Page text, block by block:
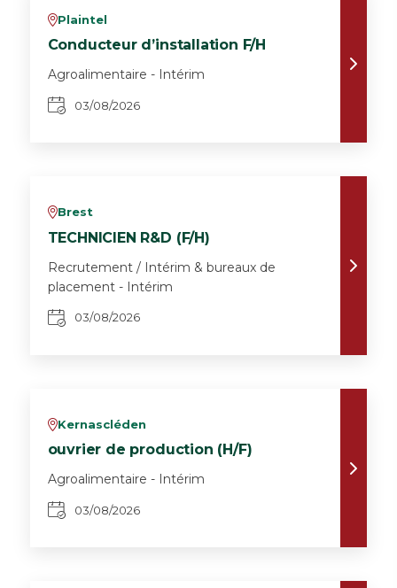
vPlaintel
Conducteur d’installation F/H
Agroalimentaire - Intérim
03/08/2026
vBrest
TECHNICIEN R&D (F/H)
Recrutement / Intérim & bureaux de
placement - Intérim
03/08/2026
vKernascléden
ouvrier de production (H/F)
Agroalimentaire - Intérim
03/08/2026